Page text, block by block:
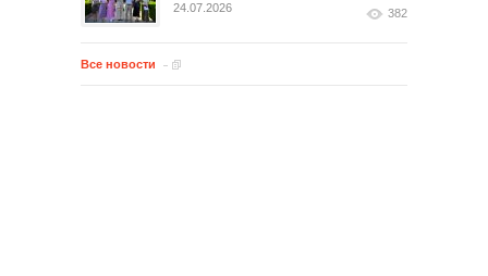
24.07.2026 382
Все новости